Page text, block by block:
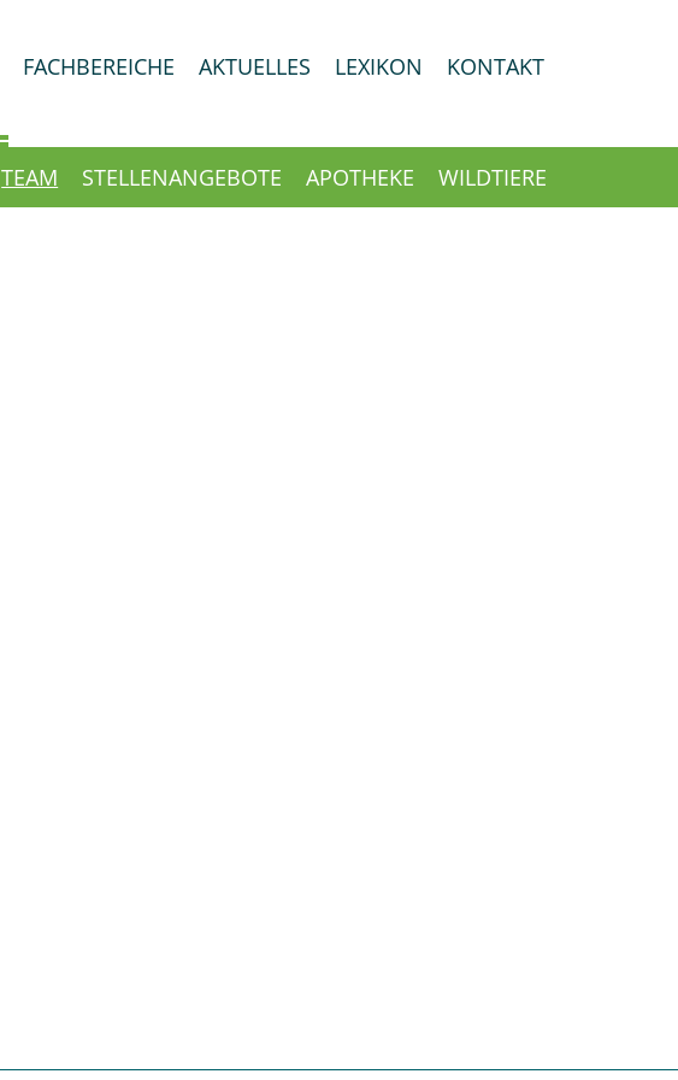
TEAM STELLENANGEBOTE APOTHEKE WILDTIERE
FACHBEREICHE AKTUELLES LEXIKON KONTAKT